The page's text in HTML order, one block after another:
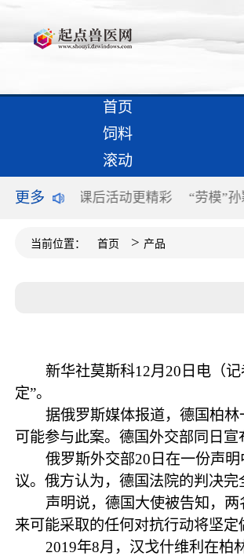
首页
饲料
滚动
更多
动更精彩 “劳模”孙颖莎闯入WTT半
当前位置： 首页 > 产品
新华社莫斯科12月20日电（
定”。
据俄罗斯媒体报道，德国柏
可能参与此案。德国外交部同日宣
俄罗斯外交部20日在一份声
议。俄方认为，德国法院的判决完
声明说，德国大使被告知，
来可能采取的任何对抗行动将坚定
2019年8月，汉戈什维利在柏